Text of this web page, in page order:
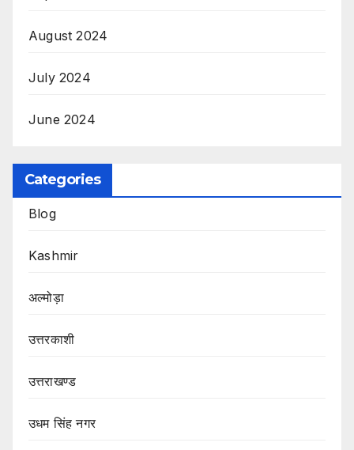
August 2024
July 2024
June 2024
Categories
Blog
Kashmir
अल्मोड़ा
उत्तरकाशी
उत्तराखण्ड
उधम सिंह नगर